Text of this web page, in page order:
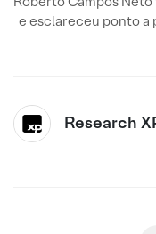
e esclareceu ponto a
Research